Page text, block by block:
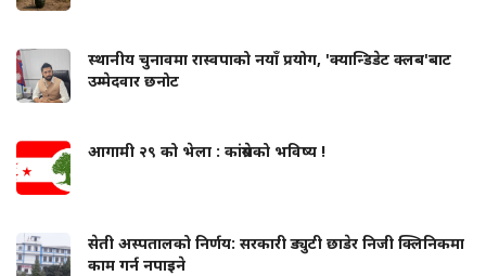
स्थानीय चुनावमा रास्वपाको नयाँ प्रयोग, 'क्यान्डिडेट क्लब'बाट
उम्मेदवार छनोट
आगामी २९ को भेला : कांग्रेसको भविष्य !
सेती अस्पतालको निर्णय: सरकारी ड्युटी छाडेर निजी क्लिनिकमा
काम गर्न नपाइने